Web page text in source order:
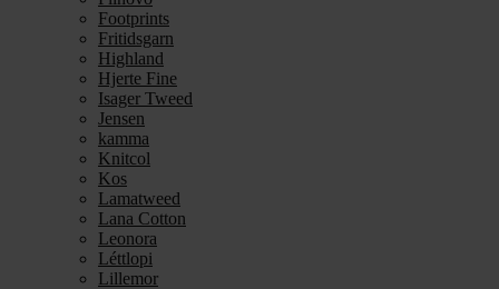
Footprints
Fritidsgarn
Highland
Hjerte Fine
Isager Tweed
Jensen
kamma
Knitcol
Kos
Lamatweed
Lana Cotton
Leonora
Léttlopi
Lillemor